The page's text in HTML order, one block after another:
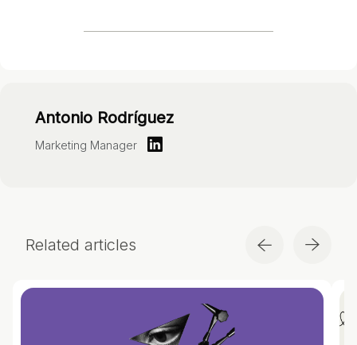
Antonio Rodríguez
Marketing Manager
Related articles